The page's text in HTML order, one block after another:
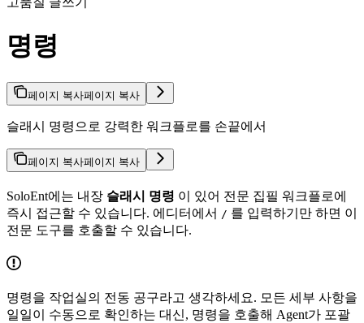
명령
페이지 복사페이지 복사
슬래시 명령으로 강력한 워크플로를 손끝에서
페이지 복사페이지 복사
SoloEnt에는 내장 슬래시 명령 이 있어 전문 집필 워크플로에
즉시 접근할 수 있습니다. 에디터에서 / 를 입력하기만 하면 이
전문 도구를 호출할 수 있습니다.
명령을 작업실의 전동 공구라고 생각하세요. 모든 세부 사항을
일일이 수동으로 확인하는 대신, 명령을 호출해 Agent가 포괄